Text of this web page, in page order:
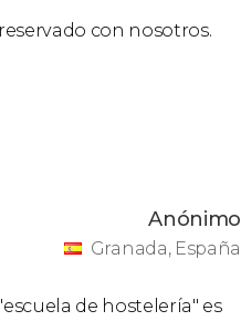
con nosotros.
Anónimo
Granada, España
de hostelería" es